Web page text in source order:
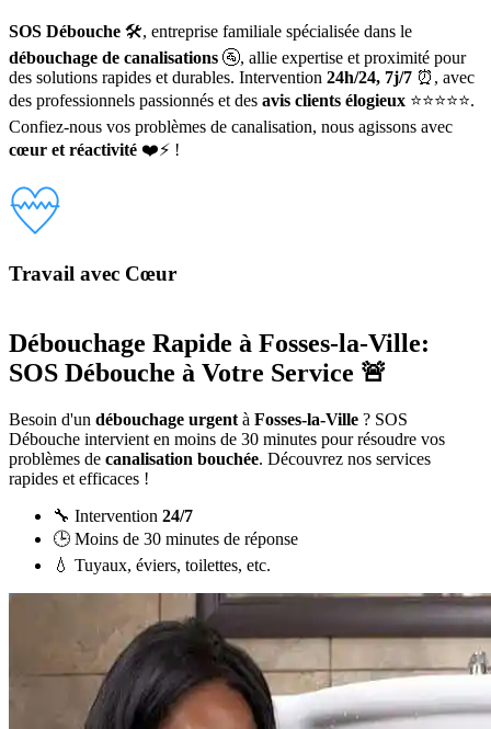
SOS Débouche 🛠️, entreprise familiale spécialisée dans le
débouchage de canalisations 🚰, allie expertise et proximité pour
des solutions rapides et durables. Intervention 24h/24, 7j/7 ⏰, avec
des professionnels passionnés et des avis clients élogieux ⭐⭐⭐⭐⭐.
Confiez-nous vos problèmes de canalisation, nous agissons avec
cœur et réactivité ❤️⚡ !
Travail avec Cœur
Débouchage Rapide à Fosses-la-Ville:
SOS Débouche à Votre Service 🚨
Besoin d'un débouchage urgent à Fosses-la-Ville ? SOS
Débouche intervient en moins de 30 minutes pour résoudre vos
problèmes de canalisation bouchée. Découvrez nos services
rapides et efficaces !
🔧 Intervention 24/7
🕒 Moins de 30 minutes de réponse
💧 Tuyaux, éviers, toilettes, etc.